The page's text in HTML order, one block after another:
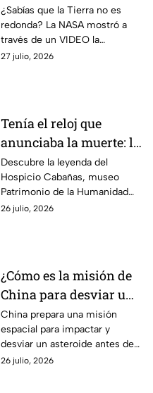
no es una esfera
perfecta? Esta es su
verdadera forma
¿Sabías que la Tierra no es
redonda? La NASA mostró a
través de un VIDEO la
verdadera forma del planeta
27 julio, 2026
Tenía el reloj que
anunciaba la muerte: la
leyenda que esconde el
museo patrimonio de la
humanidad en México
Descubre la leyenda del
Hospicio Cabañas, museo
Patrimonio de la Humanidad
en Jalisco, donde un antiguo
26 julio, 2026
¿Cómo es la misión de
China para desviar un
asteroide antes de
2030?
China prepara una misión
espacial para impactar y
desviar un asteroide antes de
2030. Conoce los detalles de
26 julio, 2026